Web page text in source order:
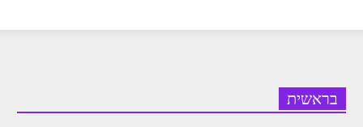
ספר הזוהר הקדוש ויקהל השקפה
בראשית